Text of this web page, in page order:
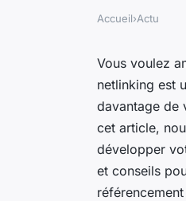
pour sa
Accueil›Actu
Vous voulez
netlinking est
davantage de
cet article,
développer
et conseils